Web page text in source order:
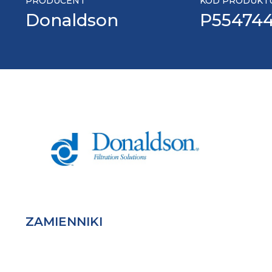
Donaldson
ZAMIENNIKI